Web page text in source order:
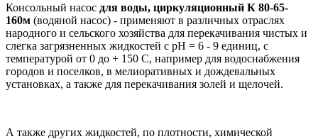
Консольный насос для воды, циркуляционный К 80-65-
160м (водяной насос) - применяют в различных отраслях
народного и сельского хозяйства для перекачивания чистых и
слегка загрязненных жидкостей с рН = 6 - 9 единиц, с
температурой от 0 до + 150 С, например для водоснабжения
городов и поселков, в мелиоративных и дождевальных
установках, а также для перекачивания золей и щелочей.
А также других жидкостей, по плотности, химической